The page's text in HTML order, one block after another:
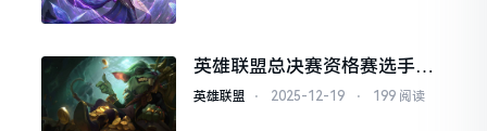
英雄联盟总决赛资格赛选手技
术突破与创新
英雄联盟 ⋅ 2025-12-19 ⋅ 199 阅读